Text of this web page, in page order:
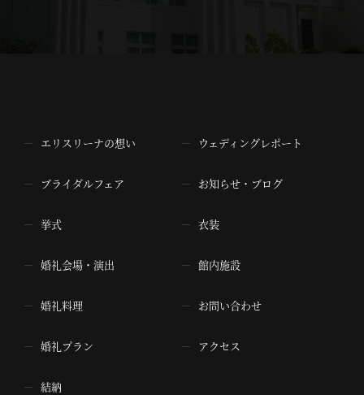
エリスリーナの想い
ブライダルフェア
挙式
婚礼会場・演出
婚礼料理
婚礼プラン
結納
ウェディングレポート
お知らせ・ブログ
衣装
館内施設
お問い合わせ
アクセス